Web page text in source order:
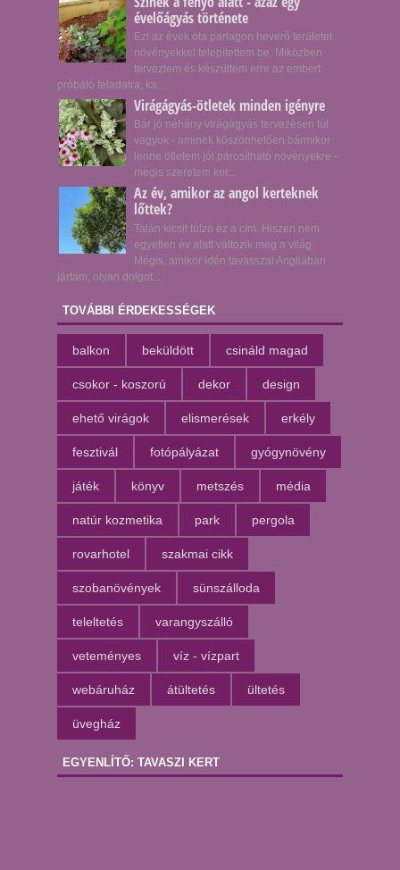
évelőágyás története
Ezt az évek óta parlagon heverő területet
növényekkel telepítettem be. Miközben
terveztem és készültem erre az embert
próbáló feladatra, ka...
Virágágyás-ötletek minden igényre
Bár jó néhány virágágyás tervezésen túl
vagyok - aminek köszönhetően bármikor
lenne ötletem jól párosítható növényekre -
mégis szeretem ker...
Az év, amikor az angol kerteknek
lőttek?
Talán kicsit túlzó ez a cím. Hiszen nem
egyetlen év alatt változik meg a világ.
Mégis, amikor idén tavasszal Angliában
jártam, olyan dolgot ...
TOVÁBBI ÉRDEKESSÉGEK
balkon beküldött csináld magad
csokor - koszorú dekor design
ehető virágok elismerések erkély
fesztivál fotópályázat gyógynövény
játék könyv metszés média
natúr kozmetika park pergola
rovarhotel szakmai cikk
szobanövények sünszálloda
teleltetés varangyszálló
veteményes víz - vízpart
webáruház átültetés ültetés
üvegház
EGYENLÍTŐ: TAVASZI KERT